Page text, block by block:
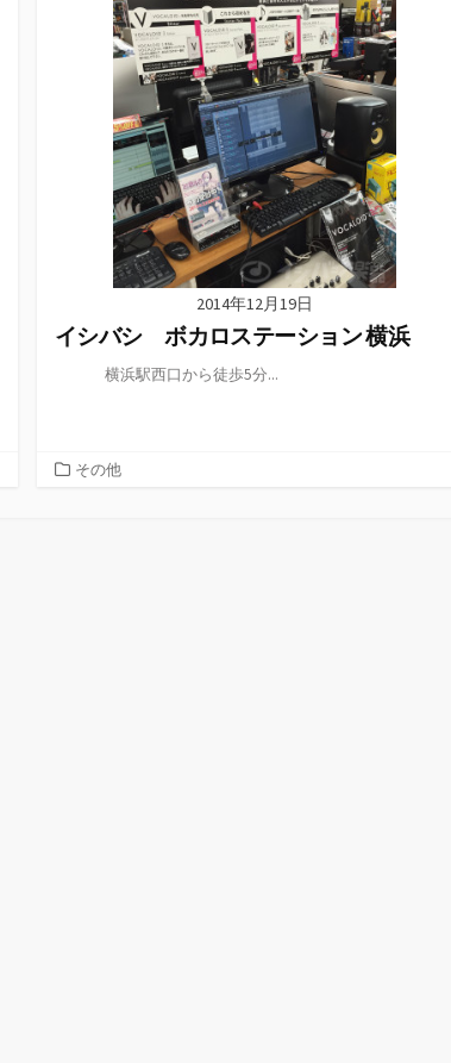
2014年12月19日
イシバシ ボカロステーション 横浜
横浜駅西口から徒歩5分...
カその他